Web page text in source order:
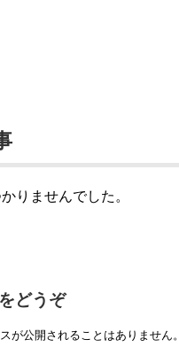
りませんでした。
どうぞ
が公開されることはありません。